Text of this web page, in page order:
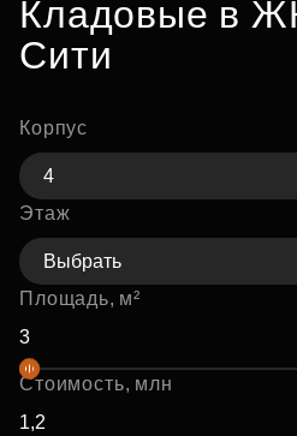
Кладовые в ЖК Амбер
Сити
Корпус
4
Этаж
Выбрать
Площадь, м²
Стоимость, млн